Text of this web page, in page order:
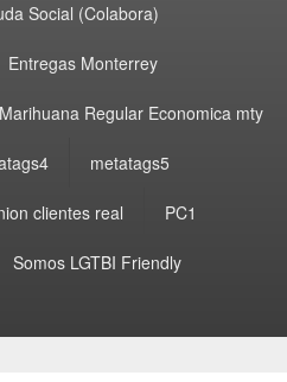
Social (Colabora)
Entregas Monterrey
Marihuana Regular Economica mty
metatags5
clientes real PC1
Somos LGTBI Friendly